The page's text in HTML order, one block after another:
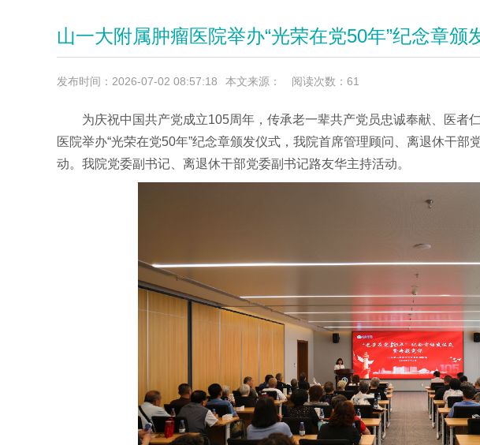
山一大附属肿瘤医院举办“光荣在党50年”纪念章颁
发布时间：2026-07-02 08:57:18 本文来源： 阅读次数： 61
为庆祝中国共产党成立105周年，传承老一辈共产党员忠诚奉献、医者
医院举办“光荣在党50年”纪念章颁发仪式，我院首席管理顾问、离退休干部
动。我院党委副书记、离退休干部党委副书记路友华主持活动。